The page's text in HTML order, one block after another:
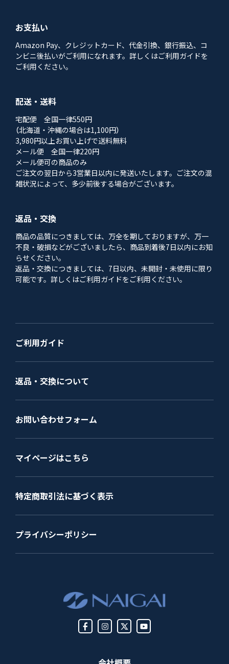
お支払い
Amazon Pay、クレジットカード、代金引換、銀行振込、コ
ンビニ後払いがご利用になれます。詳しくはご利用ガイドを
ご利用ください。
配送・送料
宅配便 全国一律550円
（北海道・沖縄の場合は1,100円）
3,980円以上お買い上げで送料無料
メール便 全国一律220円
メール便可の商品のみ
ご注文の翌日から3営業日以内に発送いたします。ご注文の混
雑状況によって、多少前後する場合がございます。
返品・交換
商品の品質につきましては、万全を期しておりますが、万一
不良・破損などがございましたら、商品到着後7日以内にお知
らせください。
返品・交換につきましては、7日以内、未開封・未使用に限り
可能です。詳しくはご利用ガイドをご利用ください。
ご利用ガイド
返品・交換について
お問い合わせフォーム
マイページはこちら
特定商取引法に基づく表示
プライバシーポリシー